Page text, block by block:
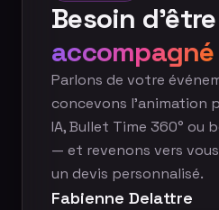
Besoin d'être
accompagné
Parlons de votre
concevons l'animation
IA, Bullet Time 360° ou
— et revenons vers
un devis personnalisé.
Fabienne Delattre